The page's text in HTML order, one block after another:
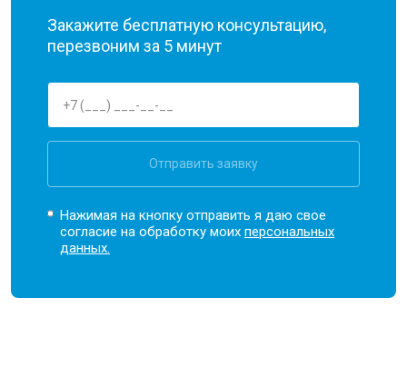
Закажите бесплатную консультацию,
перезвоним за 5 минут
Отправить заявку
Нажимая на кнопку отправить я даю свое
согласие на обработку моихперсональных
данных.